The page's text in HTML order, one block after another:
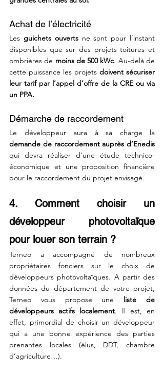
Achat de l’électricité
Les guichets ouverts ne sont pour l’instant
disponibles que sur des projets toitures et
ombrières de moins de 500 kWc. Au-delà de
cette puissance les projets doivent sécuriser
leur tarif par l’appel d’offre de la CRE ou via
un PPA.
Démarche de raccordement
qui devra réaliser d’une étude technico-
économique et une proposition financière
pour le raccordement du projet envisagé.
4. Comment choisir un
développeur photovoltaïque
pour louer son terrain ?
Terneo a accompagné de nombreux
propriétaires fonciers sur le choix de
développeurs photovoltaïques. A partir des
données du département de votre projet,
Terneo vous propose une
liste de
développeurs actifs localement. Il est, en
effet, primordial de choisir un développeur
qui a une bonne expérience des parties
prenantes locales (élus, DDT, chambre
d’agriculture…).